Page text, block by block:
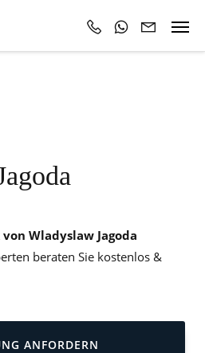
Wladyslaw Jagoda
beraten Sie kostenlos &
ANFORDERN